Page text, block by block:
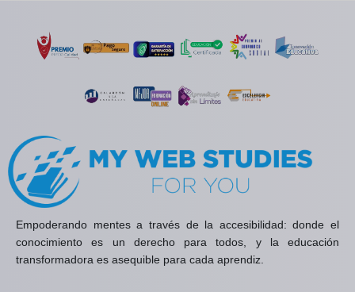
Empoderando mentes a través de la accesibilidad: donde el
conocimiento es un derecho para todos, y la educación
transformadora es asequible para cada aprendiz.